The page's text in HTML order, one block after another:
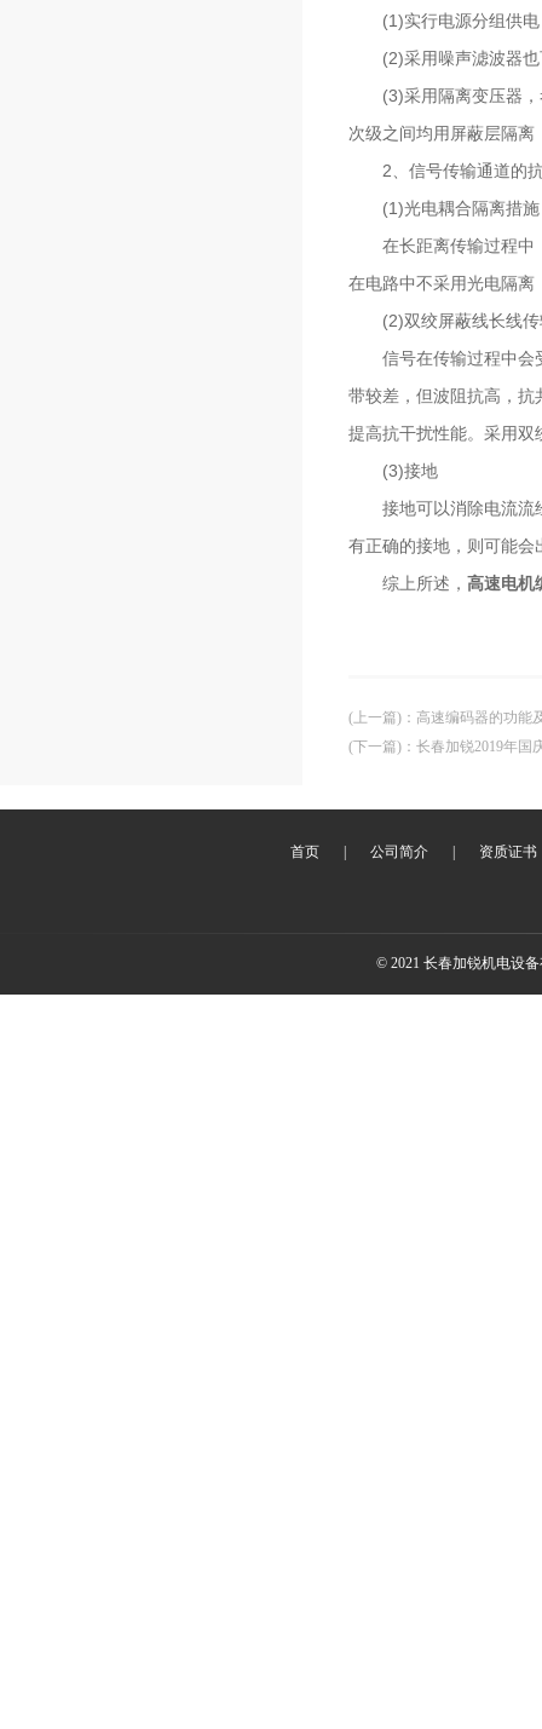
(1)实行电源分组供电
(2)采用噪声滤波器也
(3)采用隔离变压器，
次级之间均用屏蔽层隔
2、信号传输通道的抗
(1)光电耦合隔离措施
在长距离传输过程中，
在电路中不采用光电隔离
(2)双绞屏蔽线长线传
信号在传输过程中会受
带较差，但波阻抗高，
提高抗干扰性能。采用
(3)接地
接地可以消除电流流经
有正确的接地，则可能会
综上所述， 高速电机
(上一篇) ： 高速编码器的功能
(下一篇) ： 长春加锐2019年国
首页 公司简介 资质证书
© 2021 长春加锐机电设